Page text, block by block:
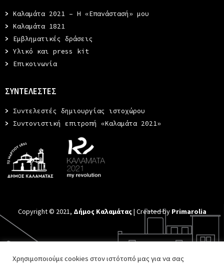
> Καλαμάτα 2021 – Η «Επανάστασή» μου
> Καλαμάτα 1821
>
Εμβληματικές δράσεις
> Υλικό και press kit
>
Επικοινωνία
ΣΥΝΤΕΛΕΣΤΕΣ
>
Συντελεστές δημιουργίας ιστοχώρου
>
Συντονιστική επιτροπή «Καλαμάτα 2021»
Copyright © 2021, Δήμος Καλαμάτας| Created by Primarolia
Χρησιμοποιούμε cookies στον ιστότοπό μας για να σας